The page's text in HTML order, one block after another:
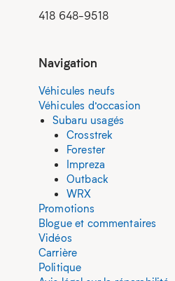
418 648-9518
Navigation
Véhicules neufs
Véhicules d’occasion
Subaru usagés
Crosstrek
Forester
Impreza
Outback
WRX
Promotions
Blogue et commentaires
Vidéos
Carrière
Politique